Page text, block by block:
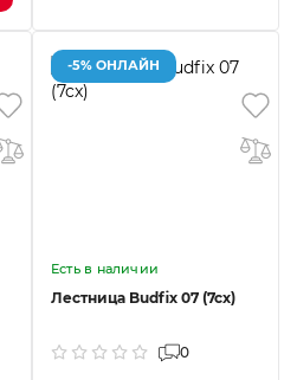
-5% ОНЛАЙН
Есть в наличии
Лестница Budfix 07 (7cx)
0